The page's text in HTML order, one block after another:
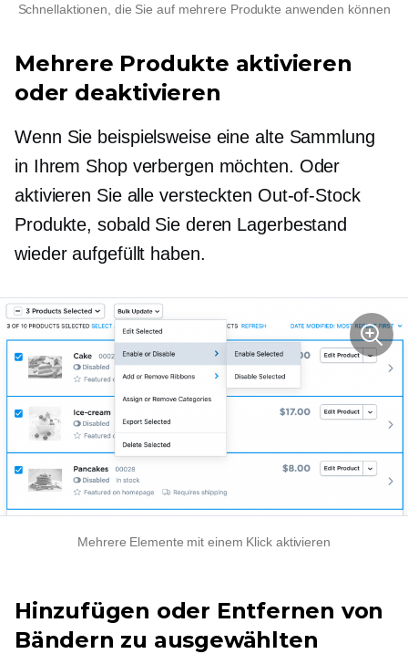
Schnellaktionen, die Sie auf mehrere Produkte anwenden können
Mehrere Produkte aktivieren
oder deaktivieren
Wenn Sie beispielsweise eine alte Sammlung
in Ihrem Shop verbergen möchten. Oder
aktivieren Sie alle versteckten Out-of-Stock
Produkte, sobald Sie deren Lagerbestand
wieder aufgefüllt haben.
Mehrere Elemente mit einem Klick aktivieren
Hinzufügen oder Entfernen von
Bändern zu ausgewählten